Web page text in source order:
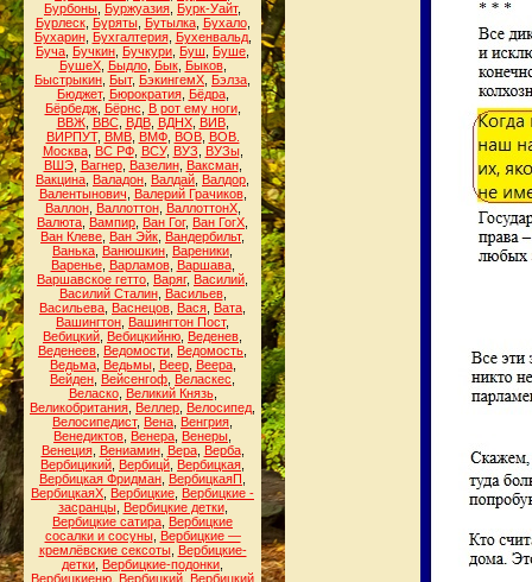
Бурбоны Буржуазия Бурк-Уайт,
Бурлеск, Буряты, Бутылка, Бухало,
Бухарин, Бухгалтерия, Бухенвальд,
Буча Бучкин Бучкури Буш Буше
БушеХ, Быдло, Бык, Быков,
Быстрыкин Быт, БэкингемХ Бэлза
Бюджет, Бюрократия, Бёдра,
Бёрбедж, Бёрнс В рот ему ноги,
ВВЖ, ВВС, ВДВ, ВДНХ, ВИВ,
ВИРПУТ, ВМВ, ВМФ, ВОВ, ВОВ.
Москва, ВС РФ, ВСУ, ВУЗ ВУЗы,
ВШЭ, Вагнер, Вазелин, Ваксман,
Вакцина Валадон Валдай Валдор
Валентынович
Валерий Грачиков,
Валлон, Валлоттон, ВаллоттонХ,
Валюта Вампир Ван Гог, Ван ГогХ
Ван Клеве Ван Эйк Вандербильт,
Ванька Ванюшкин Вареники
Варенье, Варламов, Варшава,
Варшавское гетто Варяг, Василий
Василий Сталин, Васильев,
Васильева Васнецов Вася Вата
Вашингтон Вашингтон Пост,
Вебицкий Вебицкийню Веденев
Веденеев Ведомости Ведомость
Ведьма, Ведьмы, Веер, Веера,
Вейден Вейсенгоф Веласкес
Веласко, Великий Князь,
Великобритания Веллер Велосипед
Велосипедист, Вена Венгрия
Венедиктов Венера Венеры
Венеция, Вениамин, Вера, Верба,
Вербицикий Вербицй Вербицкая
Вербицкая Фридман ВербицкаяП
ВербицкаяХ Вербицкие Вербицкие -
засранцы, Вербицкие детки,
Вербицкие сатира Вербицкие
сосалки и сосуны, Вербицкие —
кремлёвские сексоты, Вербицкие-
детки Вербицкие-подонки
Вербицкиеню Вербицкий Вербицкий